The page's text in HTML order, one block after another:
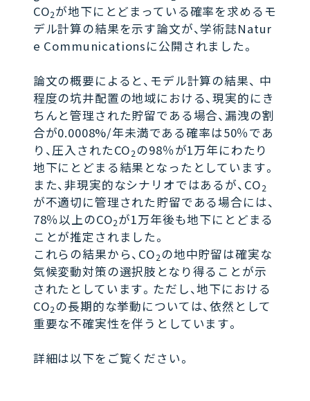
CO2が地下にとどまっている確率を求めるモ
デル計算の結果を示す論文が、学術誌Natur
e Communicationsに公開されました。
論文の概要によると、モデル計算の結果、 中
程度の坑井配置の地域における、現実的にき
ちんと管理された貯留である場合、漏洩の割
合が0.0008%/年未満である確率は50％であ
り、圧入されたCO2の98％が1万年にわたり
地下にとどまる結果となったとしています。
また、非現実的なシナリオではあるが、CO2
が不適切に管理された貯留である場合には、
78％以上のCO2が1万年後も地下にとどまる
ことが推定されました。
これらの結果から、CO2の地中貯留は確実な
気候変動対策の選択肢となり得ることが示
されたとしています。ただし、地下における
CO2の長期的な挙動については、依然として
重要な不確実性を伴うとしています。
詳細は以下をご覧ください。